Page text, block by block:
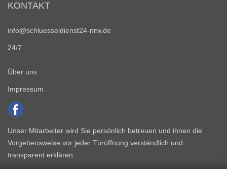
KONTAKT
info@schluesseldienst24-nrw.de
24/7
Über uns
Impressum
Unser Mitarbeiter wird Sie persönlich betreuen und ihnen die
Vorgehensweise vor jeder Türöffnung verständlich und
transparent erklären.